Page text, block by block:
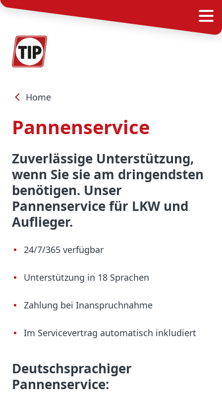
Home
Pannenservice
Zuverlässige Unterstützung,
wenn Sie sie am dringendsten
benötigen. Unser
Pannenservice für LKW und
Auflieger.
24/7/365 verfügbar
Unterstützung in 18 Sprachen
Zahlung bei Inanspruchnahme
Im Servicevertrag automatisch inkludiert
Deutschsprachiger
Pannenservice: